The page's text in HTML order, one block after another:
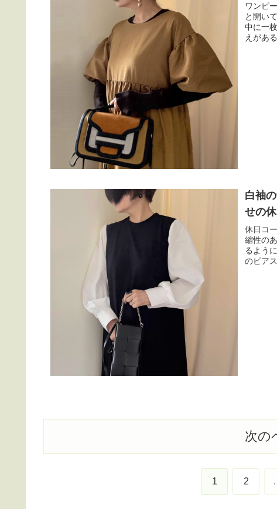
ワンピ
と開い
中に一
えがあ
白袖
せの
休日コ
縮性の
るよう
のピア
次の
1 2